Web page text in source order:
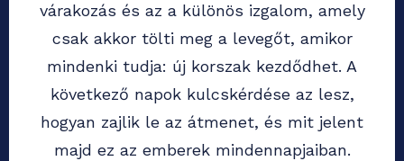
várakozás és az a különös izgalom, amely
csak akkor tölti meg a levegőt, amikor
mindenki tudja: új korszak kezdődhet. A
következő napok kulcskérdése az lesz,
hogyan zajlik le az átmenet, és mit jelent
majd ez az emberek mindennapjaiban.